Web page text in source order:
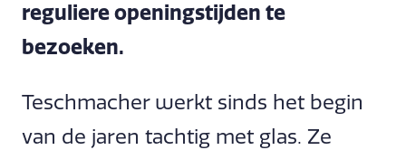
reguliere openingstijden te
bezoeken.
Teschmacher werkt sinds het begin
van de jaren tachtig met glas. Ze